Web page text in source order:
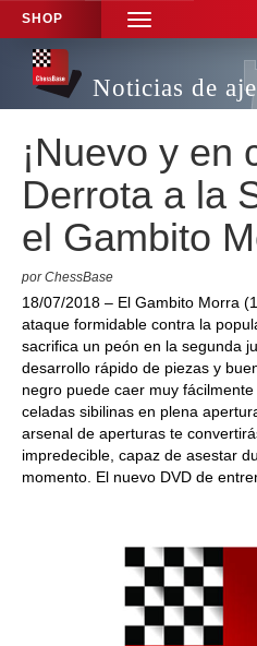
SHOP
TOGGLE
NAVIGATION
Noticias de
¡Nuevo y en
Derrota a la
el Gambito
por ChessBase
18/07/2018 – El Gambito Morra
ataque formidable contra la
sacrifica un peón en la segunda
desarrollo rápido de piezas y
negro puede caer muy
celadas sibilinas en plena
arsenal de aperturas te
impredecible, capaz de asestar
momento. El nuevo DVD de